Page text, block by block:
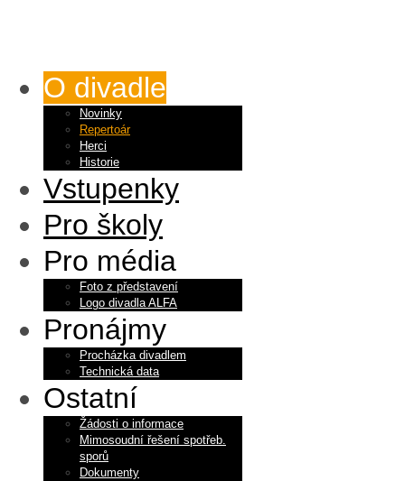
O divadle
Novinky
Repertoár
Herci
Historie
Vstupenky
Pro školy
Pro média
Foto z představení
Logo divadla ALFA
Pronájmy
Procházka divadlem
Technická data
Ostatní
Žádosti o informace
Mimosoudní řešení spotřeb.
sporů
Dokumenty